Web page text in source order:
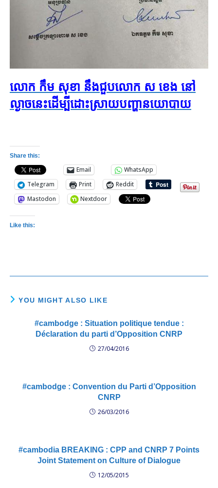
លោក កឹម សុខា នឹង​ជួប​លោក​ ស ខេង នៅ​
ល្ងាច​នេះដើម្បី​ដោះ​ស្រាយ​បញ្ហា​នយោបាយ
Share this:
Email
WhatsApp
Telegram
Print
Reddit
Mastodon
Nextdoor
Like this:
YOU MIGHT ALSO LIKE
#cambodge : Situation politique tendue :
Déclaration du parti d’Opposition CNRP
27/04/2016
#cambodge : Convention du Parti d’Opposition
CNRP
26/03/2016
#cambodia BREAKING : CPP and CNRP 7 Points
Joint Statement on Culture of Dialogue
12/05/2015